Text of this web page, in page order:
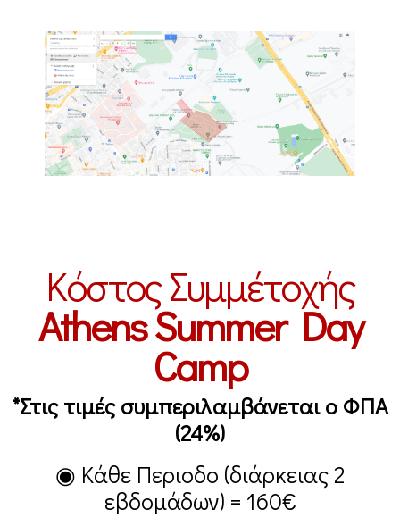
Κόστος Συμμέτοχής
Athens Summer Day
Camp
*Στις τιμές συμπεριλαμβάνεται ο ΦΠΑ
(24%)
◉ Κάθε Περιοδο (διάρκειας 2
εβδομάδων) = 160€